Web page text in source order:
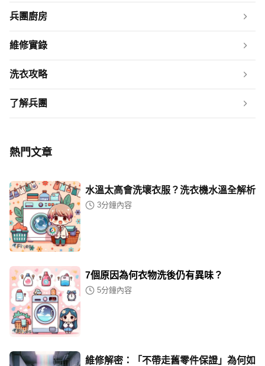
兵團廚房
維修實錄
洗衣攻略
了解兵團
熱門文章
水溫太高會洗壞衣服？洗衣機水溫全解析
3分鐘內容
7個原因為何衣物洗後仍有異味？
5分鐘內容
維修解密：「不帶走舊零件保證」為何如